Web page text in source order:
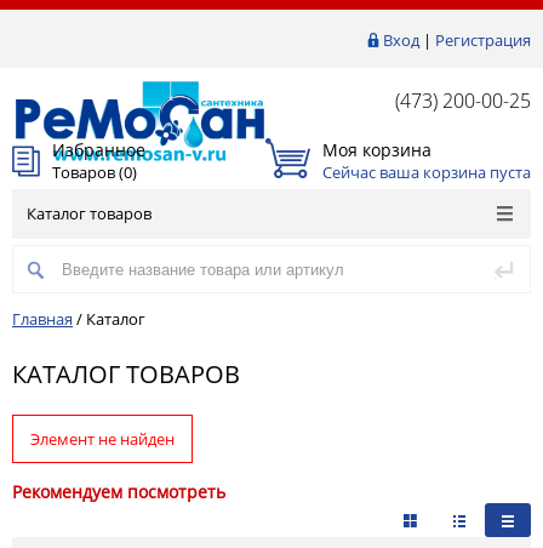
Вход| Регистрация
(473) 200-00-25
Избранное
Товаров (0)
Моя корзина
Сейчас ваша корзина пуста
Каталог товаров
Главная / Каталог
КАТАЛОГ ТОВАРОВ
Элемент не найден
Рекомендуем посмотреть